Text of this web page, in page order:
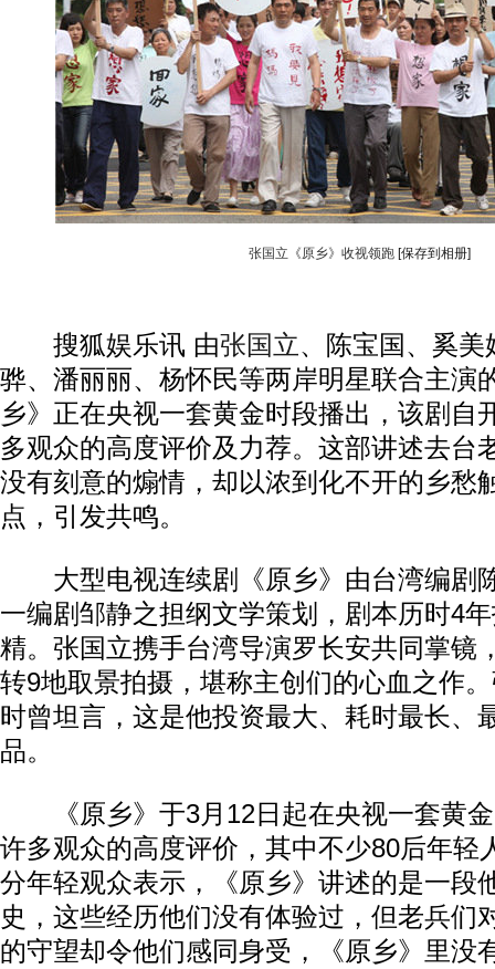
张国立《原乡》收视领跑 [保存到相册]
搜狐娱乐讯 由张国立、陈宝国、奚
骅、潘丽丽、杨怀民等两岸明星联合主演
乡》正在央视一套黄金时段播出，该剧自
多观众的高度评价及力荐。这部讲述去台
没有刻意的煽情，却以浓到化不开的乡愁
点，引发共鸣。
大型电视连续剧《原乡》由台湾编剧
一编剧邹静之担纲文学策划，剧本历时4
精。张国立携手台湾导演罗长安共同掌镜
转9地取景拍摄，堪称主创们的心血之作
时曾坦言，这是他投资最大、耗时最长、
品。
《原乡》于3月12日起在央视一套黄金
许多观众的高度评价，其中不少80后年轻
分年轻观众表示，《原乡》讲述的是一段
史，这些经历他们没有体验过，但老兵们
的守望却令他们感同身受，《原乡》里没